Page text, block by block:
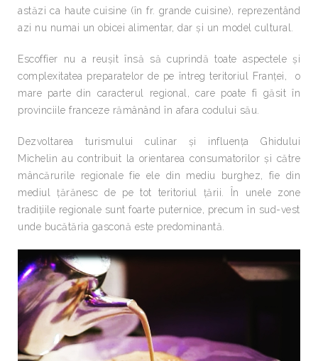
astăzi ca haute cuisine (în fr. grande cuisine), reprezentând
azi nu numai un obicei alimentar, dar și un model cultural.
Escoffier nu a reușit însă să cuprindă toate aspectele și
complexitatea preparatelor de pe întreg teritoriul Franței, o
mare parte din caracterul regional, care poate fi găsit în
provinciile franceze rămânând în afara codului său.
Dezvoltarea turismului culinar și influența Ghidului
Michelin au contribuit la orientarea consumatorilor și către
mâncărurile regionale fie ele din mediu burghez, fie din
mediul țărănesc de pe tot teritoriul țării. În unele zone
tradițiile regionale sunt foarte puternice, precum în sud-vest
unde bucătăria gasconă este predominantă.